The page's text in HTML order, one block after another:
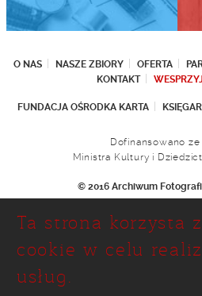
O NAS NASZE ZBIORY OFERTA
KONTAKT
FUNDACJA OŚRODKA KARTA
Dofinansowano
Ministra Kultury i
© 2016 Archiwum
Ul. Narbutta
02-536
tel.: (+48 22) 646
Ta strona korzysta
cookie w celu
usług.